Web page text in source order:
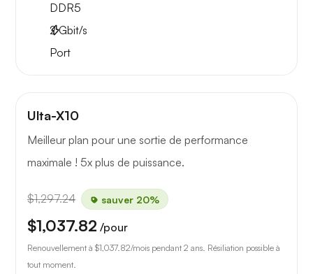
DDR5
2Gbit/s
Port
Ulta-X10
Meilleur plan pour une sortie de performance
maximale ! 5x plus de puissance.
$1,297.24 sauver 20%
$1,037.82 /pour
Renouvellement à $1,037.82/mois pendant 2 ans. Résiliation possible à
tout moment.